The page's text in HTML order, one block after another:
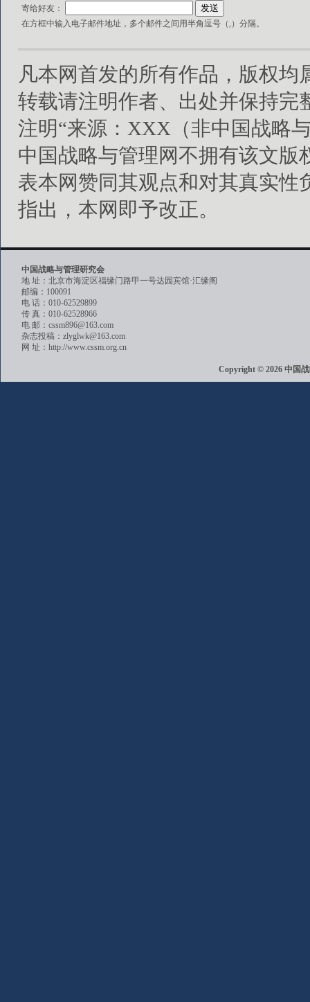
寄给好友：
在方框中输入电子邮件地址，多个邮件之间用半角逗号（,）分隔。
凡本网首发的所有作品，版权
转载请注明作者、出处并保持完
注明“来源：XXX（非中国战略
中国战略与管理网不拥有该文
表本网赞同其观点和对其真实
指出，本网即予改正。
中国战略与管理研究会
地 址：北京市海淀区福缘门路甲一号达园宾馆·汇缘阁
邮编：100091
电 话：010-62529899
传 真：010-62528966
电 邮：cssm896@163.com
杂志投稿：zlyglwk@163.com
网 址：http://www.cssm.org.cn
Copyright © 2026 中国